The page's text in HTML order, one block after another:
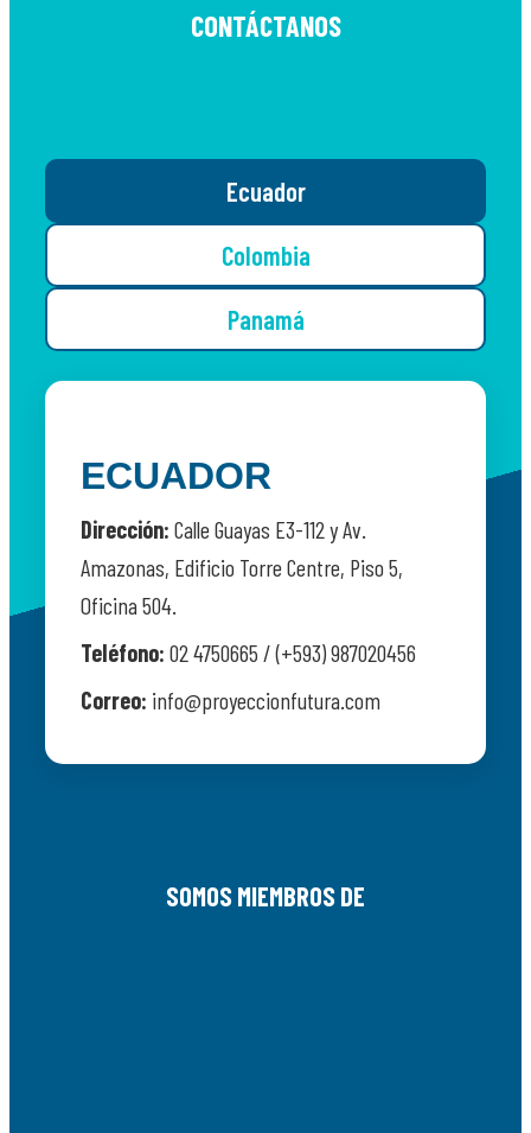
CONTÁCTANOS
Ecuador
Colombia
Panamá
ECUADOR
Dirección: Calle Guayas E3-112 y Av.
Amazonas, Edificio Torre Centre, Piso 5,
Oficina 504.
Teléfono: 02 4750665 / (+593) 987020456
Correo: info@proyeccionfutura.com
SOMOS MIEMBROS DE